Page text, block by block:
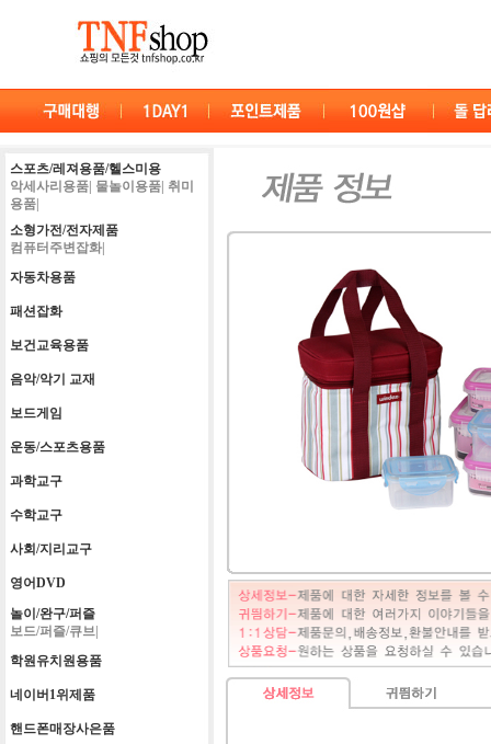
스포츠/레져용품/헬스미용
악세사리용품| 물놀이용품| 취미
용품|
소형가전/전자제품
컴퓨터주변잡화|
자동차용품
패션잡화
보건교육용품
음악/악기 교재
보드게임
운동/스포츠용품
과학교구
수학교구
사회/지리교구
영어DVD
놀이/완구/퍼즐
보드/퍼즐/큐브|
학원유치원용품
네이버1위제품
핸드폰매장사은품